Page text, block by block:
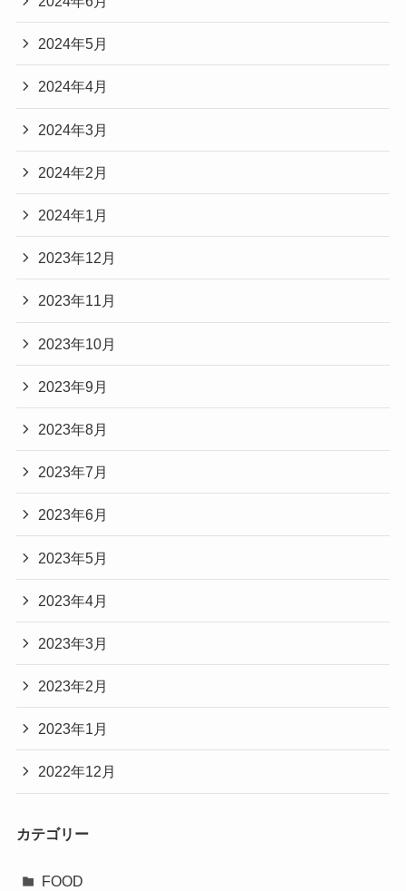
2024年5月
2024年4月
2024年3月
2024年2月
2024年1月
2023年12月
2023年11月
2023年10月
2023年9月
2023年8月
2023年7月
2023年6月
2023年5月
2023年4月
2023年3月
2023年2月
2023年1月
2022年12月
カテゴリー
FOOD